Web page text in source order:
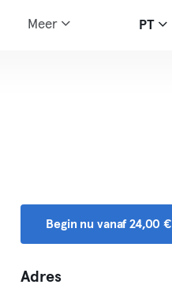
Meer PT
Begin nu vanaf 24,00 €
Adres